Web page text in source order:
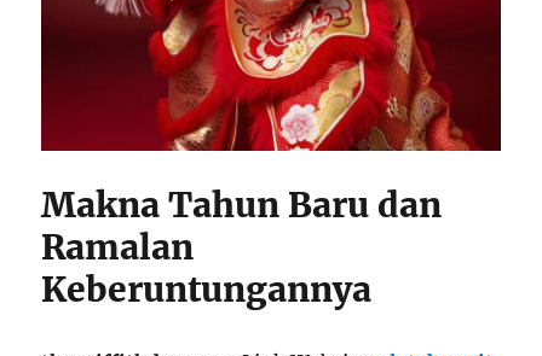
Makna Tahun Baru dan
Ramalan
Keberuntungannya